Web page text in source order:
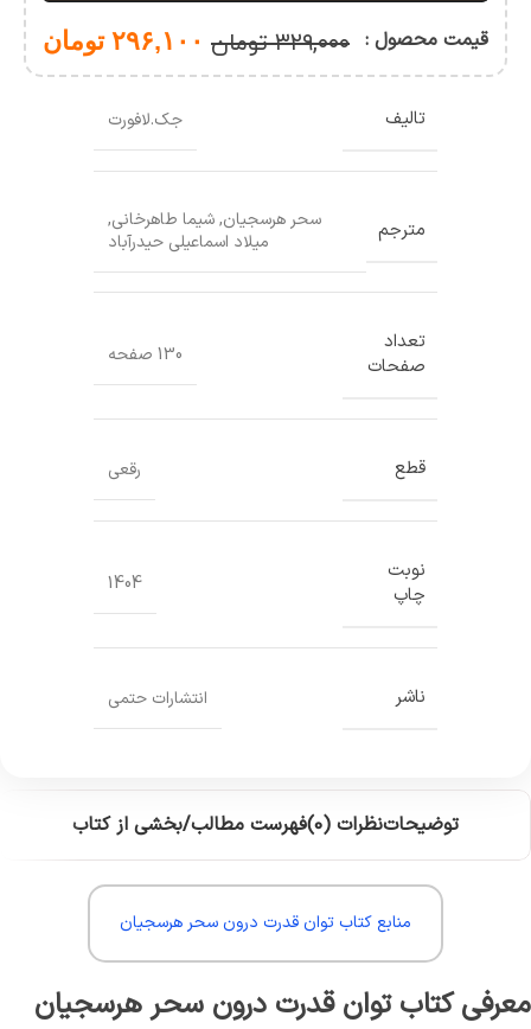
جلدی)
قیمت محصول : ۳۲۹,۰۰۰ تومان ۲۹۶,۱۰۰ تومان
تالیف جک.لافورت
مترجم سحر هرسجیان,شیما طاهرخانی,
میلاد اسماعیلی حیدرآباد
تعداد
صفحات
130 صفحه
قطع رقعی
نوبت
چاپ
1404
ناشر انتشارات حتمی
توضیحاتنظرات (0) فهرست مطالب/بخشی از کتاب
منابع کتاب توان قدرت درون سحر هرسجیان
معرفی کتاب توان قدرت درون سحر هرسجیان